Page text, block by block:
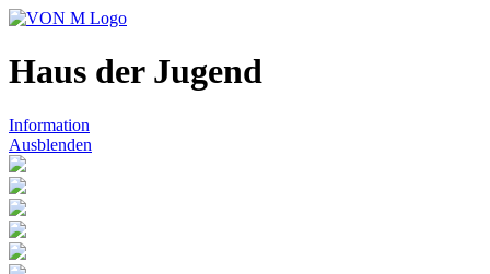
Haus der Jugend
Information
Ausblenden